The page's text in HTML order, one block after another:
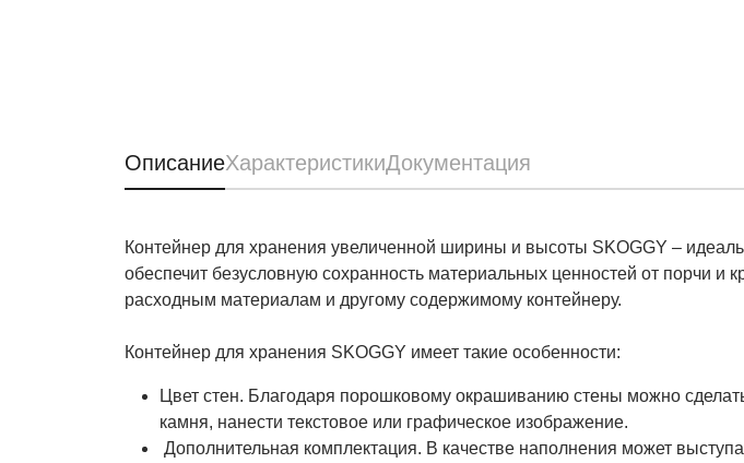
ОписаниеХарактеристикиДокументация
Контейнер для хранения увеличенной ширины и высоты SKOGGY –
обеспечит безусловную сохранность материальных ценностей от порчи и
расходным материалам и другому содержимому контейнеру.
Контейнер для хранения SKOGGY имеет такие особенности:
Цвет стен. Благодаря порошковому окрашиванию стены можно
камня, нанести текстовое или графическое изображение.
Дополнительная комплектация. В качестве наполнения может